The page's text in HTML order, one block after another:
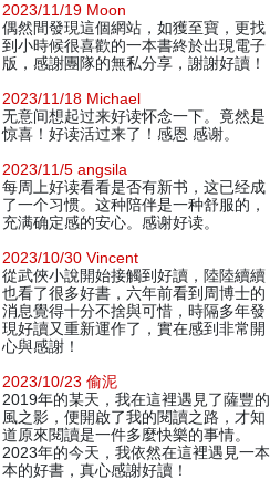
2023/11/19 Moon
偶然間發現這個網站，如獲至寶，更找
到小時候很喜歡的一本書終於出現電子
版，感謝團隊的無私分享，謝謝好讀！
2023/11/18 Michael
无意间想起过来好读怀念一下。竟然是
惊喜！好读活过来了！感恩 感谢。
2023/11/5 angsila
每周上好读看看是否有新书，这已经成
了一个习惯。这种陪伴是一种舒服的，
充满确定感的安心。感谢好读。
2023/10/30 Vincent
從武俠小說開始接觸到好讀，陸陸續續
也看了很多好書，六年前看到周博士的
消息覺得十分不捨與可惜，時隔多年發
現好讀又重新運作了，實在感到非常開
心與感謝！
2023/10/23 偷泥
2019年的某天，我在這裡遇見了薩豐的
風之影，便開啟了我的閱讀之路，才知
道原來閱讀是一件多麼快樂的事情。
2023年的今天，我依然在這裡遇見一本
本的好書，真心感謝好讀！